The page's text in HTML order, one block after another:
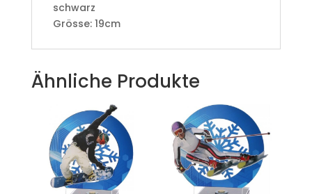
schwarz
Grösse: 19cm
Ähnliche Produkte